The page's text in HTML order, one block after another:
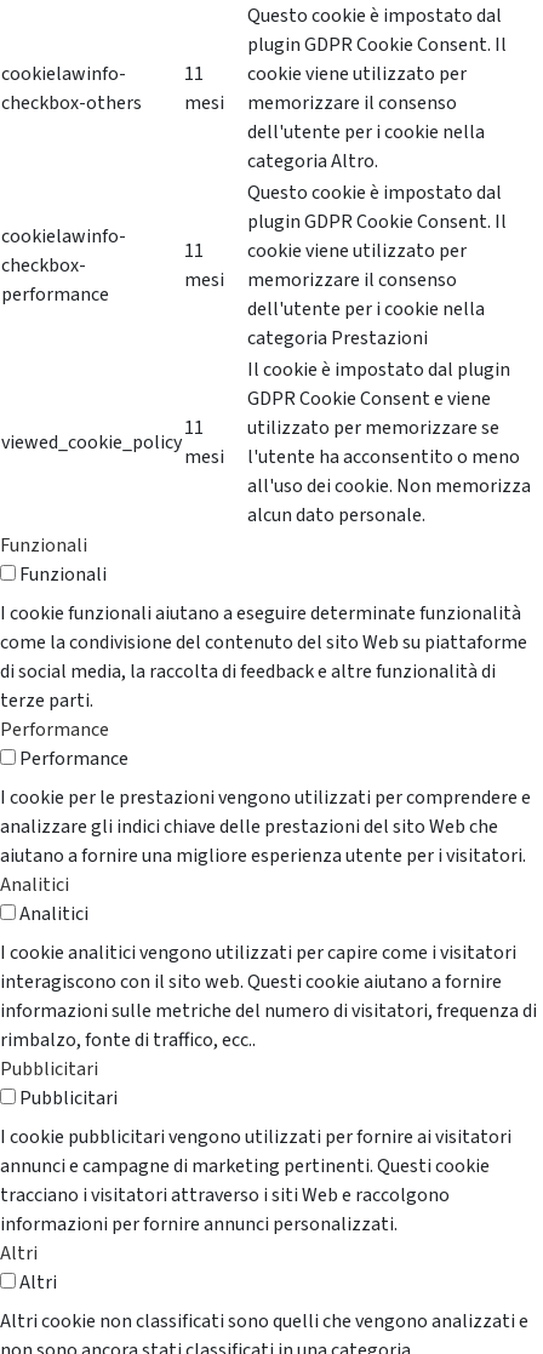
cookielawinfo-
checkbox-others
11
mesi
Questo cookie è impostato dal
plugin GDPR Cookie Consent. Il
cookie viene utilizzato per
memorizzare il consenso
dell'utente per i cookie nella
categoria Altro.
cookielawinfo-
checkbox-
performance
11
mesi
Questo cookie è impostato dal
plugin GDPR Cookie Consent. Il
cookie viene utilizzato per
memorizzare il consenso
dell'utente per i cookie nella
categoria Prestazioni
viewed_cookie_policy
11
mesi
Il cookie è impostato dal plugin
GDPR Cookie Consent e viene
utilizzato per memorizzare se
l'utente ha acconsentito o meno
all'uso dei cookie. Non memorizza
alcun dato personale.
Funzionali
Funzionali
I cookie funzionali aiutano a eseguire determinate funzionalità
come la condivisione del contenuto del sito Web su piattaforme
di social media, la raccolta di feedback e altre funzionalità di
terze parti.
Performance
Performance
I cookie per le prestazioni vengono utilizzati per comprendere e
analizzare gli indici chiave delle prestazioni del sito Web che
aiutano a fornire una migliore esperienza utente per i visitatori.
Analitici
Analitici
I cookie analitici vengono utilizzati per capire come i visitatori
interagiscono con il sito web. Questi cookie aiutano a fornire
informazioni sulle metriche del numero di visitatori, frequenza di
rimbalzo, fonte di traffico, ecc..
Pubblicitari
Pubblicitari
I cookie pubblicitari vengono utilizzati per fornire ai visitatori
annunci e campagne di marketing pertinenti. Questi cookie
tracciano i visitatori attraverso i siti Web e raccolgono
informazioni per fornire annunci personalizzati.
Altri
Altri
Altri cookie non classificati sono quelli che vengono analizzati e